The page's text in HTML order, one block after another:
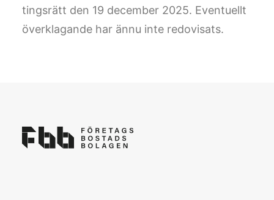
tingsrätt den 19 december 2025. Eventuellt
överklagande har ännu inte redovisats.